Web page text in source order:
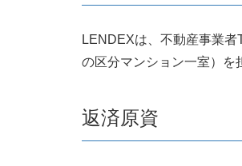
LENDEXは、不動産事業
の区分マンション一室）を
返済原資